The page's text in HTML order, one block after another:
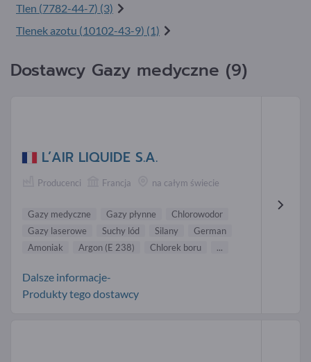
Tlen (7782-44-7) (3)
Tlenek azotu (10102-43-9) (1)
Dostawcy Gazy medyczne (9)
L’AIR LIQUIDE S.A.
Producenci Francja na całym świecie
Gazy medyczne Gazy płynne
Chlorowodor
Gazy laserowe
Suchy lód Silany
German
Amoniak
Argon (E 238) Chlorek boru ...
Dalsze informacje-
Produkty tego dostawcy